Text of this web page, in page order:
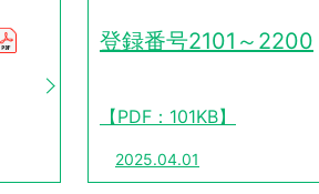
登録番号2101～2200
【PDF：101KB】
2025.04.01